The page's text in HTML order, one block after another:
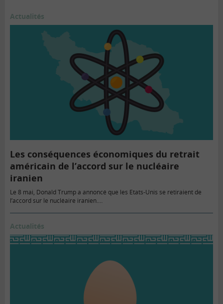
Actualités
Les conséquences économiques du retrait
américain de l’accord sur le nucléaire
iranien
Le 8 mai, Donald Trump a annoncé que les Etats-Unis se retiraient de
l’accord sur le nucléaire iranien.…
Actualités